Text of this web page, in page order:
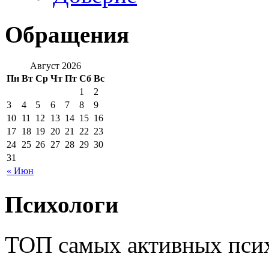
Обращения
Август 2026
Пн Вт Ср Чт Пт Сб Вс
« Июн
1
2
3
4 5 6 7 8
9
10 11 12 13 14 15 16
17 18 19 20 21 22 23
24 25 26 27 28 29 30
31
Психологи
ТОП самых активных